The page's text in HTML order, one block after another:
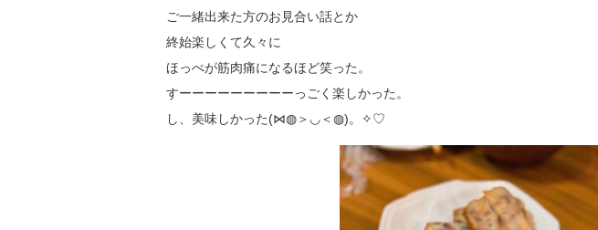
ご一緒出来た方のお見合い話とか
終始楽しくて久々に
ほっぺが筋肉痛になるほど笑った。
すーーーーーーーーーっごく楽しかった。
し、美味しかった(⋈◍＞◡＜◍)。✧♡